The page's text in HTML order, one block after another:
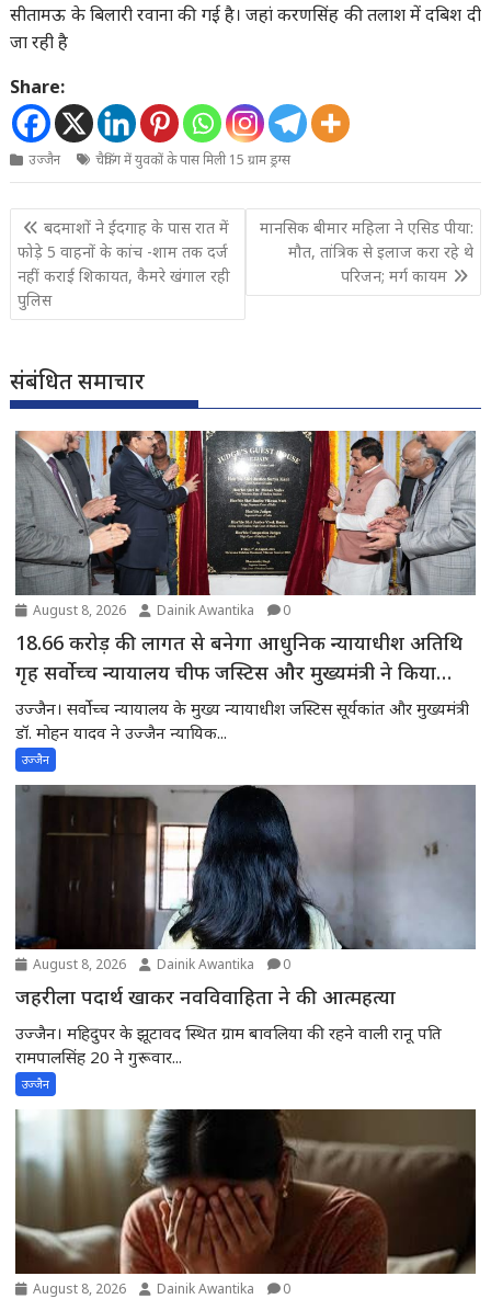
सीतामऊ के बिलारी रवाना की गई है। जहां करणसिंह की तलाश में दबिश दी
जा रही है
Share:
उज्जैन चैकिंग में युवकों के पास मिली 15 ग्राम ड्रग्स
Post
navigation
बदमाशों ने ईदगाह के पास रात में
फोड़े 5 वाहनों के कांच -शाम तक दर्ज
नहीं कराई शिकायत, कैमरे खंगाल रही
पुलिस
मानसिक बीमार महिला ने एसिड पीया:
मौत, तांत्रिक से इलाज करा रहे थे
परिजन; मर्ग कायम
संबंधित समाचार
August 8, 2026 Dainik Awantika 0
18.66 करोड़ की लागत से बनेगा आधुनिक न्यायाधीश अतिथि
गृह सर्वोच्च न्यायालय चीफ जस्टिस और मुख्यमंत्री ने किया
भूमिपूजन
उज्जैन। सर्वोच्च न्यायालय के मुख्य न्यायाधीश जस्टिस सूर्यकांत और मुख्यमंत्री
डॉ. मोहन यादव ने उज्जैन न्यायिक...
उज्जैन
August 8, 2026 Dainik Awantika 0
जहरीला पदार्थ खाकर नवविवाहिता ने की आत्महत्या
उज्जैन। महिदुपर के झूटावद स्थित ग्राम बावलिया की रहने वाली रानू पति
रामपालसिंह 20 ने गुरूवार...
उज्जैन
August 8, 2026 Dainik Awantika 0